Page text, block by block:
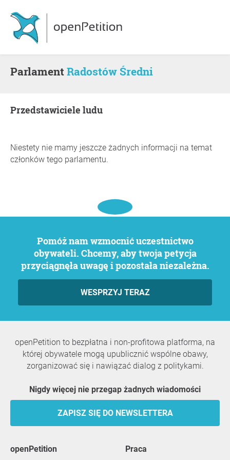
ParlamentRadostów Średni
Przedstawiciele ludu
Niestety nie mamy jeszcze żadnych informacji na temat
członków tego parlamentu.
Pomóż nam wzmocnić uczestnictwo
obywateli. Chcemy, aby twoja petycja
przyciągnęła uwagę i pozostała niezależna.
WESPRZYJ TERAZ
openPetition to bezpłatna i non-profitowa platforma, na
której obywatele mogą upublicznić wspólne obawy,
zorganizować się i nawiązać dialog z politykami.
Nigdy więcej nie przegap żadnych wiadomości
ZAPISZ SIĘ DO NEWSLETTERA
openPetition praca